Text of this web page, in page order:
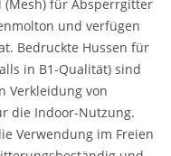
(Mesh) für Absperrgitter
und verfügen
Bedruckte Hussen für
in B1-Qualität) sind
Verkleidung von
die Indoor-Nutzung.
Verwendung im Freien